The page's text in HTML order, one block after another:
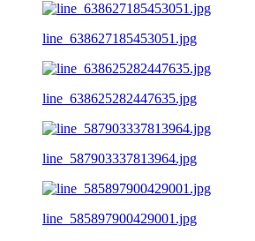
line_638627185453051.jpg
line_638625282447635.jpg
line_587903337813964.jpg
line_585897900429001.jpg